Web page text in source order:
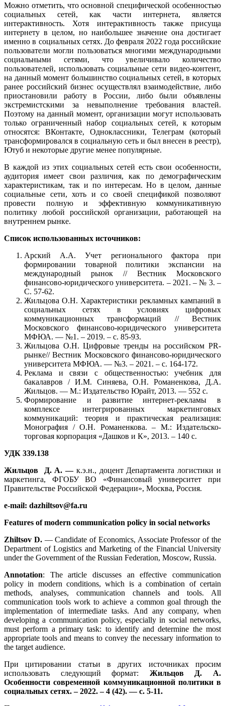
Можно отметить, что основной специфической особенностью
социальных сетей, как части интернета, является
интерактивность. Хотя интерактивность также присуща
интернету в целом, но наибольшее значение она достигает
именно в социальных сетях. До февраля 2022 года российские
пользователи могли пользоваться многими международными
социальными сетями, что увеличивало количество
пользователей, использовать социальные сети видео-контент,
на данный момент большинство социальных сетей, в которых
ранее российский бизнес осуществлял взаимодействие, либо
приостановили работу в России, либо были объявлены
экстремистскими за невыполнение требования властей.
Поэтому на данный момент, организации могут использовать
только ограниченный набор социальных сетей, к которым
относятся: ВКонтакте, Одноклассники, Телеграм (который
трансформировался в социальную сеть и был внесен в реестр),
Ютуб и некоторые другие менее популярные.
В каждой из этих социальных сетей есть свои особенности,
аудитория имеет свои различия, как по демографическим
характеристикам, так и по интересам. Но в целом, данные
социальные сети, хоть и со своей спецификой позволяют
провести полную и эффективную коммуникативную
политику любой российской организации, работающей на
внутреннем рынке.
Список использованных источников:
Арский А.А. Учет регионального фактора при
формировании товарной политики экспансии на
международный рынок // Вестник Московского
финансово-юридического университета. – 2021. – № 3. –
С. 57-62.
Жильцова О.Н. Характеристики рекламных кампаний в
социальных сетях в условиях цифровых
коммуникационных трансформаций // Вестник
Московского финансово-юридического университета
МФЮА. — №1. – 2019. – с. 85-93.
Жильцова О.Н. Цифровые тренды на российском PR-
рынке// Вестник Московского финансово-юридического
университета МФЮА. — №3. – 2021. – с. 164-172.
Реклама и связи с общественностью: учебник для
бакалавров / И.М. Синяева, О.Н. Романенкова, Д.А.
Жильцов. — М.: Издательство Юрайт, 2013. — 552 с.
Формирование и развитие интернет-рекламы в
комплексе интегрированных маркетинговых
коммуникаций: теория и практическая реализация:
Монография / О.Н. Романенкова. – М.: Издательско-
торговая корпорация «Дашков и К», 2013. – 140 с.
УДК 339.138
Жильцов Д. А. —к.э.н., доцент Департамента логистики и
маркетинга, ФГОБУ ВО «Финансовый университет при
Правительстве Российской Федерации», Москва, Россия.
e-mail: dazhiltsov@fa.ru
Features of modern communication policy in social networks
Zhiltsov D.— Candidate of Economics, Associate Professor of the
Department of Logistics and Marketing of the Financial University
under the Government of the Russian Federation, Moscow, Russia.
Annotation: The article discusses an effective communication
policy in modern conditions, which is a combination of certain
methods, analyses, communication channels and tools. All
communication tools work to achieve a common goal through the
implementation of intermediate tasks. And any company, when
developing a communication policy, especially in social networks,
must perform a primary task: to identify and determine the most
appropriate tools and means to convey the necessary information to
the target audience.
При цитировании статьи в других источниках просим
использовать следующий формат: Жильцов Д. А.
Особенности современной коммуникационной политики в
социальных сетях. – 2022. – 4 (42). — с. 5-11.